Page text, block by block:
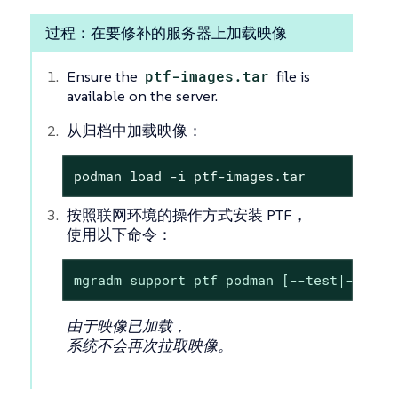
过程：在要修补的服务器上加载映像
Ensure the ptf-images.tar file is
available on the server.
从归档中加载映像：
podman load -i ptf-images.tar
按照联网环境的操作方式安装 PTF，
使用以下命令：
mgradm support ptf podman [--test|--ptf]
由于映像已加载，
系统不会再次拉取映像。